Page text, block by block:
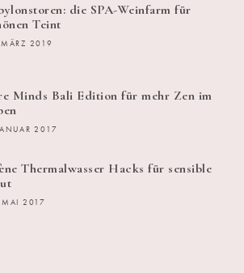
die SPA-Weinfarm für
Teint
2019
Minds Bali Edition für mehr Zen im
2017
Thermalwasser Hacks für sensible
2017